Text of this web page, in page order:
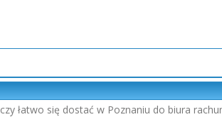
czy łatwo się dostać w Poznaniu do biura